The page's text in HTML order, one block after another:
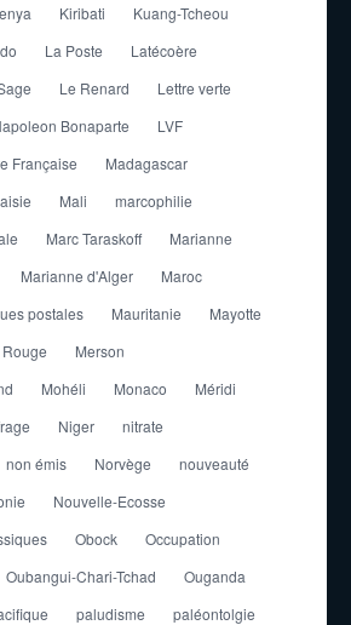
Kiribati
Kuang-Tcheou
La Poste
Latécoère
Le Renard
Lettre verte
Bonaparte
LVF
Française
Madagascar
Mali
marcophilie
Marc Taraskoff
Marianne
Marianne d'Alger
Maroc
postales Mauritanie
Mayotte
Merson
Mohéli Monaco
Méridi
Niger
nitrate
non émis Norvège
nouveauté
Nouvelle-Ecosse
Obock
Occupation
Oubangui-Chari-Tchad
Ouganda
paludisme
paléontolgie